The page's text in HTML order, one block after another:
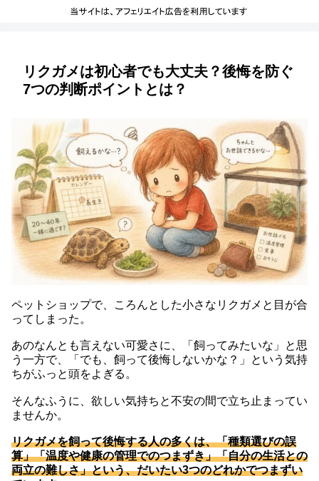
リクガメは初心者でも大丈夫？後悔を防ぐ
7つの判断ポイントとは？
ペットショップで、ころんとした小さなリクガメと目が合
ってしまった。
あのなんとも言えない可愛さに、「飼ってみたいな」と思
う一方で、「でも、飼って後悔しないかな？」という気持
ちがふっと頭をよぎる。
そんなふうに、欲しい気持ちと不安の間で立ち止まってい
ませんか。
リクガメを飼って後悔する人の多くは、「種類選びの誤
算」「温度や健康の管理でのつまずき」「自分の生活との
両立の難しさ」という、だいたい3つのどれかでつまずい